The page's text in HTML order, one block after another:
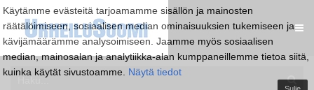
Käytämme evästeitä tarjoamamme sisällön ja mainosten
räätälöimiseen, sosiaalisen median ominaisuuksien tukemiseen ja
kävijämäärämme analysoimiseen. Jaamme myös sosiaalisen
median, mainosalan ja analytiikka-alan kumppaneillemme tietoa siitä,
kuinka käytät sivustoamme. Näytä tiedot